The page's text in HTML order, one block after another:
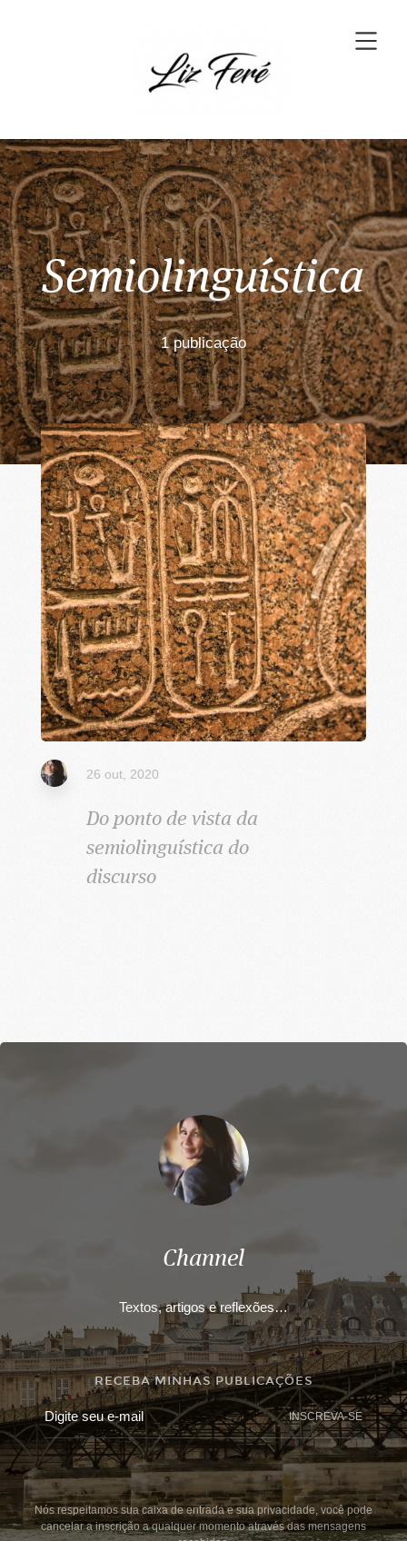
Semiolinguística
1 publicação
26 out, 2020
Do ponto de vista da
semiolinguística do
discurso
Channel
Textos, artigos e reflexões…
RECEBA MINHAS PUBLICAÇÕES
INSCREVA-SE
Nós respeitamos sua caixa de entrada e sua privacidade, você pode
cancelar a inscrição a qualquer momento através das mensagens